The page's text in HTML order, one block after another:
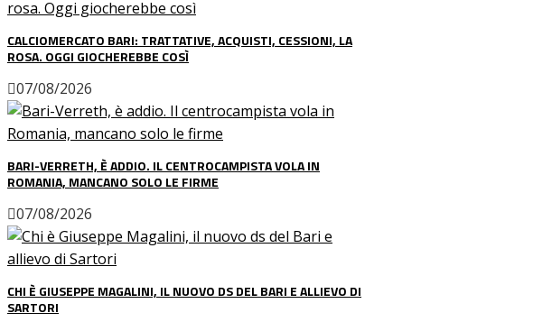
CALCIOMERCATO BARI: TRATTATIVE, ACQUISTI, CESSIONI, LA
ROSA. OGGI GIOCHEREBBE COSÌ
07/08/2026
BARI-VERRETH, È ADDIO. IL CENTROCAMPISTA VOLA IN
ROMANIA, MANCANO SOLO LE FIRME
07/08/2026
CHI È GIUSEPPE MAGALINI, IL NUOVO DS DEL BARI E ALLIEVO DI
SARTORI